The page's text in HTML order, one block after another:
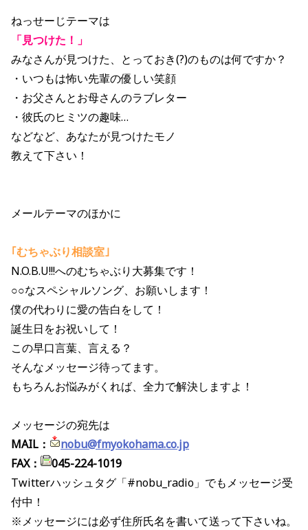
ねっせーじテーマは
「見つけた！」
みなさんが見つけた、とっておき(?)のものは何ですか？
・いつもは怖い先輩の優しい笑顔
・お父さんとお母さんのラブレター
・彼氏のヒミツの趣味…
などなど、あなたが見つけたモノ
教えて下さい！
メールテーマのほかに
｢むちゃぶり相談室｣
N.O.B.U!!!へのむちゃぶり大募集です！
○○なスペシャルソング、お願いします！
僕の代わりに愛の告白をして！
誕生日をお祝いして！
この早口言葉、言える？
そんなメッセージ待ってます。
もちろんお悩みがくれば、全力で解決しますよ！
メッセージの宛先は
MAIL：
nobu@fmyokohama.co.jp
FAX：
045-224-1019
Twitterハッシュタグ「#nobu_radio」でもメッセージ受
付中！
※メッセージには必ず住所氏名を書いて送って下さいね。